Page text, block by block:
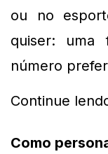
ou no
quiser: uma
número
Continue
Como